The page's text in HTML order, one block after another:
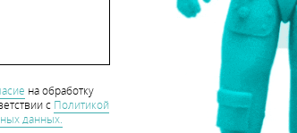
на обработку
с Политикой
данных.